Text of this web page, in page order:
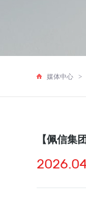
媒体中心 >
【佩信集